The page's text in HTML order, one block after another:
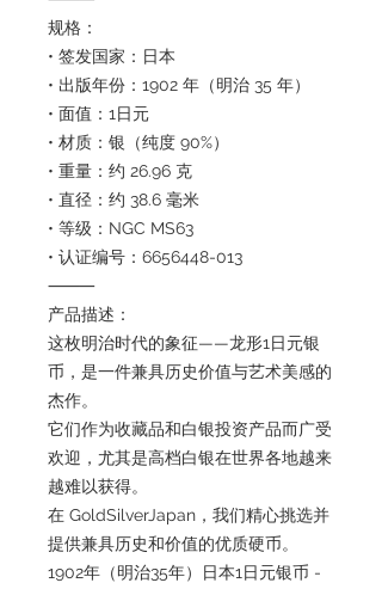
规格：
• 签发国家：日本
• 出版年份：1902 年（明治 35 年）
• 面值：1日元
• 材质：银（纯度 90%）
• 重量：约 26.96 克
• 直径：约 38.6 毫米
• 等级：NGC MS63
• 认证编号：6656448-013
⸻
产品描述：
这枚明治时代的象征——龙形1日元银
币，是一件兼具历史价值与艺术美感的
杰作。
它们作为收藏品和白银投资产品而广受
欢迎，尤其是高档白银在世界各地越来
越难以获得。
在 GoldSilverJapan，我们精心挑选并
提供兼具历史和价值的优质硬币。
1902年（明治35年）日本1日元银币 -